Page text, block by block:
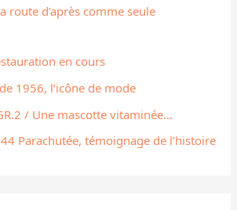
route d’après comme seule
en cours
1956, l’icône de mode
/ Une mascotte vitaminée…
Parachutée, témoignage de l’histoire